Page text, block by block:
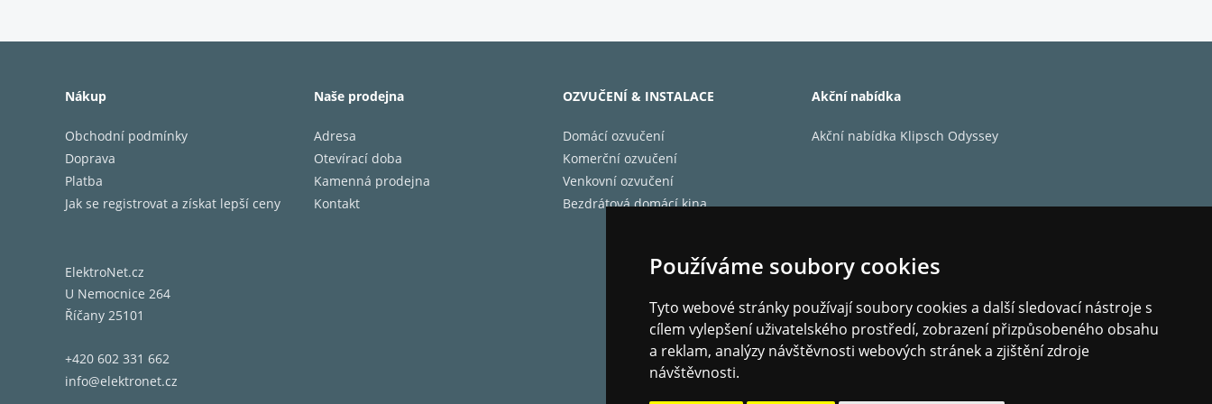
Používáme soubory cookies
Tyto webové stránky používají soubory cookies a další sledovací nástroje s
cílem vylepšení uživatelského prostředí, zobrazení přizpůsobeného obsahu
a reklam, analýzy návštěvnosti webových stránek a zjištění zdroje
návštěvnosti.
Nákup
Obchodní podmínky
Doprava
Platba
Jak se registrovat a získat lepší ceny
Naše prodejna
Adresa
Otevírací doba
Kamenná prodejna
Kontakt
OZVUČENÍ & INSTALACE
Domácí ozvučení
Komerční ozvučení
Venkovní ozvučení
Bezdrátová domácí kina
Akční nabídka
Akční nabídka Klipsch Odyssey
ElektroNet.cz
U Nemocnice 264
Říčany 25101
+420 602 331 662
info@elektronet.cz